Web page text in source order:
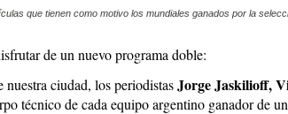
que tienen como motivo los mundiales ganados por la
de un nuevo programa doble:
nuestra ciudad, los periodistasJorge Jaskilioff,
técnico de cada equipo argentino ganador de